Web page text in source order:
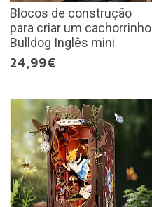
Blocos de construção
para criar um cachorrinho
Bulldog Inglês mini
24,99€